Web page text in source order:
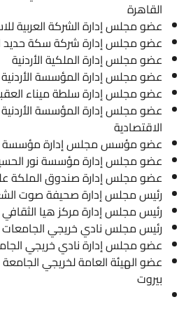
القاهرة
عضو مجلس إدارة الشركة العربية
عضو مجلس إدارة شركة سكة حديد
عضو مجلس إدارة الملكية الأردنية
عضو مجلس إدارة المؤسسة الأردنية
عضو مجلس إدارة سلطة ميناء العقبة
عضو مجلس إدارة المؤسسة الأردنية
الاقتصادية
عضو مؤسس مجلس إدارة مؤسسة
عضو مجلس إدارة مؤسسة نور الحسين
عضو مجلس إدارة صندوق الملكة
رئيس مجلس إدارة صحيفة صوت
رئيس مجلس إدارة مركز هيا الثقافي
رئيس مجلس نادي خريجي الجامعات
عضو مجلس إدارة نادي خريجي
عضو الهيئة العامة لخريجي الجامعة
بيروت